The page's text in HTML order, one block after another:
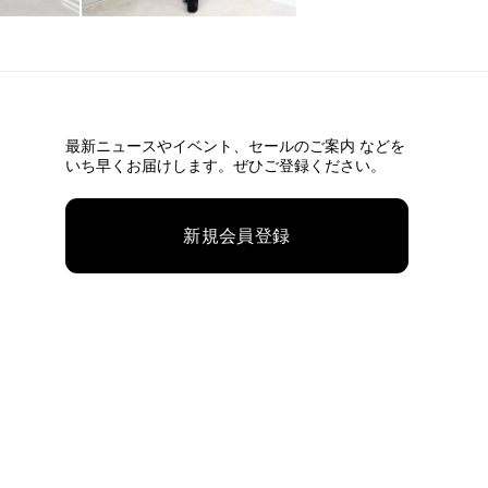
最新ニュースやイベント、 セールのご案内 などを
いち早くお届けします。ぜひご登録ください。
新規会員登録